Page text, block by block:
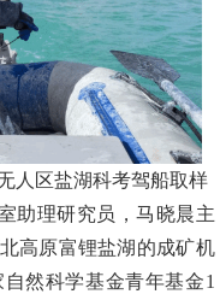
人区盐湖科考驾船取样
助理研究员，马晓晨主
高原富锂盐湖的成矿机
然科学基金青年基金1